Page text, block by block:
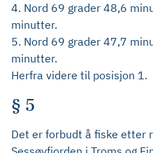
4. Nord 69 grader 48,6
minutter.
5. Nord 69 grader 47,7
minutter.
Herfra videre til posisjon 1.
§ 5
Det er forbudt å fiske etter